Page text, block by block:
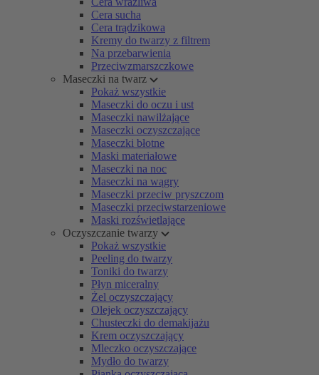
Cera sucha
Cera trądzikowa
Kremy do twarzy z filtrem
Na przebarwienia
Przeciwzmarszczkowe
Maseczki na twarz
Pokaż wszystkie
Maseczki do oczu i ust
Maseczki nawilżające
Maseczki oczyszczające
Maseczki błotne
Maski materiałowe
Maseczki na noc
Maseczki na wągry
Maseczki przeciw pryszczom
Maseczki przeciwstarzeniowe
Maski rozświetlające
Oczyszczanie twarzy
Pokaż wszystkie
Peeling do twarzy
Toniki do twarzy
Płyn miceralny
Żel oczyszczający
Olejek oczyszczający
Chusteczki do demakijażu
Krem oczyszczający
Mleczko oczyszczające
Mydło do twarzy